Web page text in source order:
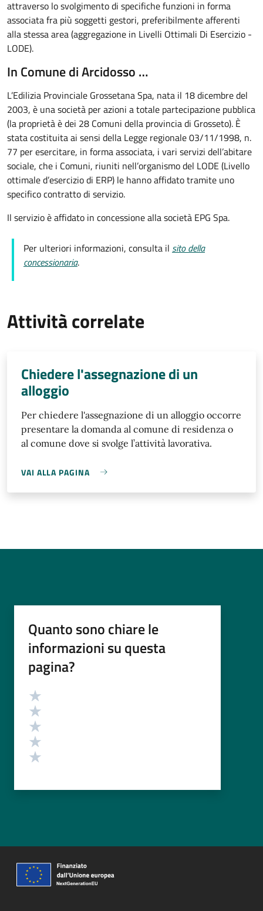
attraverso lo svolgimento di specifiche funzioni in forma
associata fra più soggetti gestori, preferibilmente afferenti
alla stessa area (aggregazione in Livelli Ottimali Di Esercizio -
LODE).
In Comune di Arcidosso …
L’Edilizia Provinciale Grossetana Spa, nata il 18 dicembre del
2003, è una società per azioni a totale partecipazione pubblica
(la proprietà è dei 28 Comuni della provincia di Grosseto). È
stata costituita ai sensi della Legge regionale 03/11/1998, n.
77 per esercitare, in forma associata, i vari servizi dell’abitare
sociale, che i Comuni, riuniti nell’organismo del LODE (Livello
ottimale d’esercizio di ERP) le hanno affidato tramite uno
specifico contratto di servizio.
Il servizio è affidato in concessione alla società EPG Spa.
Per ulteriori informazioni, consulta il sito della
concessionaria.
Attività correlate
Chiedere l'assegnazione di un
alloggio
Per chiedere l'assegnazione di un alloggio occorre
presentare la domanda al comune di residenza o
al comune dove si svolge l’attività lavorativa.
VAI ALLA PAGINA
Quanto sono chiare le
informazioni su questa
pagina?
Valutazione